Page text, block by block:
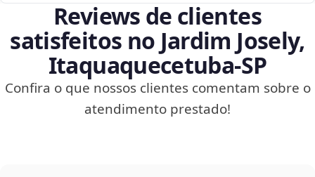
Reviews de clientes
satisfeitos no Jardim Josely,
Itaquaquecetuba‑SP
Confira o que nossos clientes comentam sobre o
atendimento prestado!